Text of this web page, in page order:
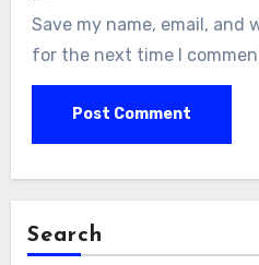
Save my name, email, and
for the next time I
Search